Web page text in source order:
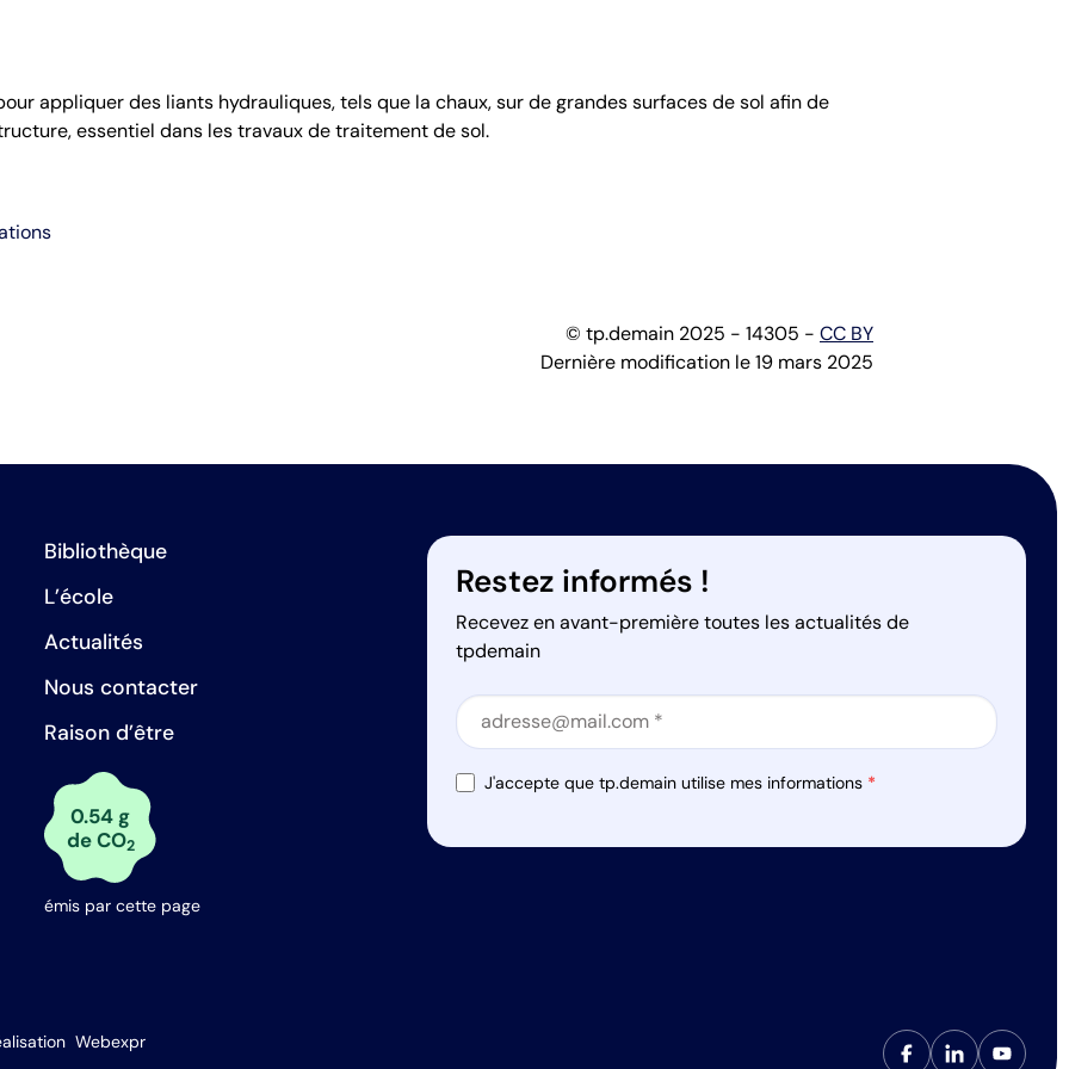
appliquer des liants hydrauliques, tels que la chaux, sur de grandes surfaces de sol afin de
essentiel dans les travaux de traitement de sol.
© tp.demain 2025 - 14305 - CC BY
Dernière modification le 19 mars 2025
Bibliothèque
L’école
Actualités
Nous contacter
Raison d’être
0.54 g
de CO2
émis par cette page
Restez informés !
Recevez en avant-première toutes les actualités de
tpdemain
Section
Section
J'accepte que tp.demain utilise mes informations *
Webexpr